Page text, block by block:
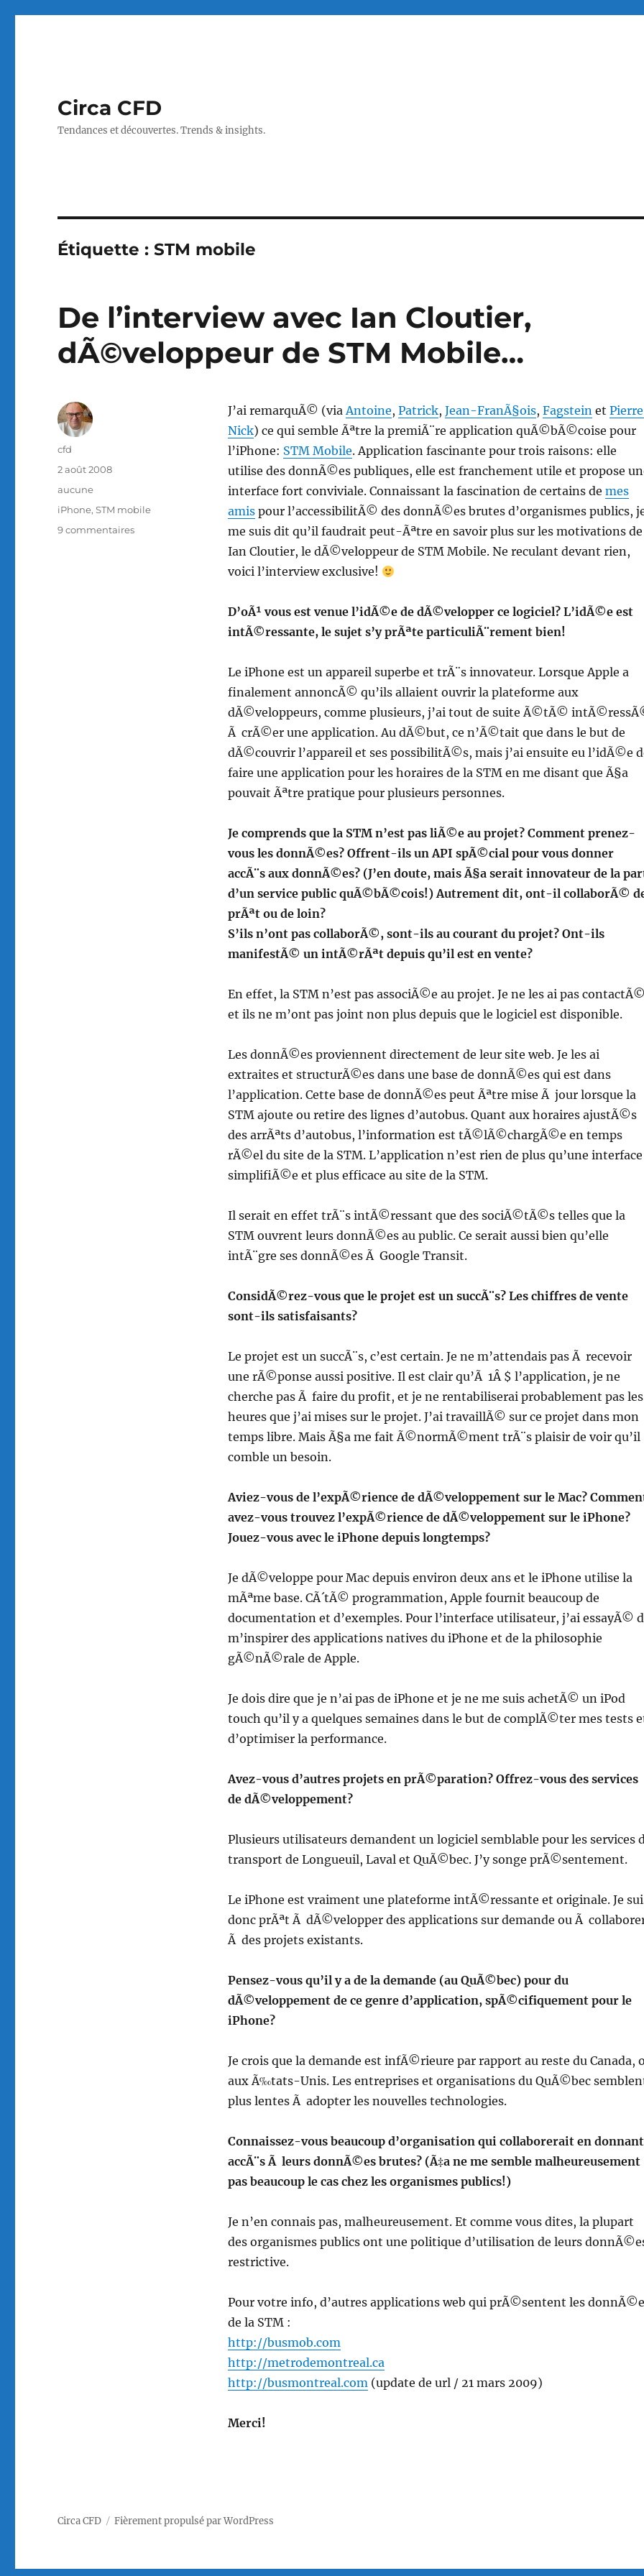
Circa CFD
Tendances et découvertes. Trends & insights.
Étiquette :STM mobile
De l’interview avec Ian Cloutier,
dÃ©veloppeur de STM Mobile…
J’ai remarquÃ© (viaAntoine, Patrick, Jean-FranÃ§ois, Fagsteinet
Nick) ce qui semble Ãªtre la premiÃ¨re application quÃ©bÃ©coise pour
l’iPhone: STM Mobile. Application fascinante pour trois raisons: elle
utilise des donnÃ©es publiques, elle est franchement utile et propose
interface fort conviviale. Connaissant la fascination de certains de mes
amispour l’accessibilitÃ© des donnÃ©es brutes d’organismes publics,
me suis dit qu’il faudrait peut-Ãªtre en savoir plus sur les motivations de
Ian Cloutier, le dÃ©veloppeur de STM Mobile. Ne reculant devant rien,
voici l’interview exclusive!
D’oÃ¹ vous est venue l’idÃ©e de dÃ©velopper ce logiciel? L’idÃ©e est
intÃ©ressante, le sujet s’y prÃªte particuliÃ¨rement bien!
Le iPhone est un appareil superbe et trÃ¨s innovateur. Lorsque Apple a
finalement annoncÃ© qu’ils allaient ouvrir la plateforme aux
dÃ©veloppeurs, comme plusieurs, j’ai tout de suite Ã©tÃ©
Ã crÃ©er une application. Au dÃ©but, ce n’Ã©tait que dans le but de
dÃ©couvrir l’appareil et ses possibilitÃ©s, mais j’ai ensuite eu l’idÃ©e
faire une application pour les horaires de la STM en me disant que Ã§a
pouvait Ãªtre pratique pour plusieurs personnes.
Je comprends que la STM n’est pas liÃ©e au projet? Comment prenez-
vous les donnÃ©es? Offrent-ils un API spÃ©cial pour vous donner
accÃ¨s aux donnÃ©es? (J’en doute, mais Ã§a serait innovateur de la
d’un service public quÃ©bÃ©cois!) Autrement dit, ont-il collaborÃ©
prÃªt ou de loin?
S’ils n’ont pas collaborÃ©, sont-ils au courant du projet? Ont-ils
manifestÃ© un intÃ©rÃªt depuis qu’il est en vente?
En effet, la STM n’est pas associÃ©e au projet. Je ne les ai pas
et ils ne m’ont pas joint non plus depuis que le logiciel est disponible.
Les donnÃ©es proviennent directement de leur site web. Je les ai
extraites et structurÃ©es dans une base de donnÃ©es qui est dans
l’application. Cette base de donnÃ©es peut Ãªtre mise Ã jour lorsque la
STM ajoute ou retire des lignes d’autobus. Quant aux horaires ajustÃ©s
des arrÃªts d’autobus, l’information est tÃ©lÃ©chargÃ©e en temps
rÃ©el du site de la STM. L’application n’est rien de plus qu’une interface
simplifiÃ©e et plus efficace au site de la STM.
Il serait en effet trÃ¨s intÃ©ressant que des sociÃ©tÃ©s telles que la
STM ouvrent leurs donnÃ©es au public. Ce serait aussi bien qu’elle
intÃ¨gre ses donnÃ©es Ã Google Transit.
ConsidÃ©rez-vous que le projet est un succÃ¨s? Les chiffres de vente
sont-ils satisfaisants?
Le projet est un succÃ¨s, c’est certain. Je ne m’attendais pas Ã recevoir
une rÃ©ponse aussi positive. Il est clair qu’Ã 1Â $ l’application, je ne
cherche pas Ã faire du profit, et je ne rentabiliserai probablement pas les
heures que j’ai mises sur le projet. J’ai travaillÃ© sur ce projet dans mon
temps libre. Mais Ã§a me fait Ã©normÃ©ment trÃ¨s plaisir de voir qu’il
comble un besoin.
Aviez-vous de l’expÃ©rience de dÃ©veloppement sur le Mac?
avez-vous trouvez l’expÃ©rience de dÃ©veloppement sur le iPhone?
Jouez-vous avec le iPhone depuis longtemps?
Je dÃ©veloppe pour Mac depuis environ deux ans et le iPhone utilise la
mÃªme base. CÃ´tÃ© programmation, Apple fournit beaucoup de
documentation et d’exemples. Pour l’interface utilisateur, j’ai essayÃ©
m’inspirer des applications natives du iPhone et de la philosophie
gÃ©nÃ©rale de Apple.
Je dois dire que je n’ai pas de iPhone et je ne me suis achetÃ© un iPod
touch qu’il y a quelques semaines dans le but de complÃ©ter mes tests
d’optimiser la performance.
Avez-vous d’autres projets en prÃ©paration? Offrez-vous des services
de dÃ©veloppement?
Plusieurs utilisateurs demandent un logiciel semblable pour les services
transport de Longueuil, Laval et QuÃ©bec. J’y songe prÃ©sentement.
Le iPhone est vraiment une plateforme intÃ©ressante et originale. Je
donc prÃªt Ã dÃ©velopper des applications sur demande ou Ã
Ã des projets existants.
Pensez-vous qu’il y a de la demande (au QuÃ©bec) pour du
dÃ©veloppement de ce genre d’application, spÃ©cifiquement pour le
iPhone?
Je crois que la demande est infÃ©rieure par rapport au reste du Canada,
aux Ã‰tats-Unis. Les entreprises et organisations du QuÃ©bec
plus lentes Ã adopter les nouvelles technologies.
Connaissez-vous beaucoup d’organisation qui collaborerait en donnant
accÃ¨s Ã leurs donnÃ©es brutes? (Ã‡a ne me semble malheureusement
pas beaucoup le cas chez les organismes publics!)
Je n’en connais pas, malheureusement. Et comme vous dites, la plupart
des organismes publics ont une politique d’utilisation de leurs
restrictive.
Pour votre info, d’autres applications web qui prÃ©sentent les
de la STM :
http://busmob.com
http://metrodemontreal.ca
http://busmontreal.com(update de url / 21 mars 2009)
Merci!
Auteur
cfd
Publié
2 août 2008
Catégories
aucune
Étiquettes
iPhone,STM mobile
9 commentairessur
Circa CFD Fièrement propulsé par WordPress